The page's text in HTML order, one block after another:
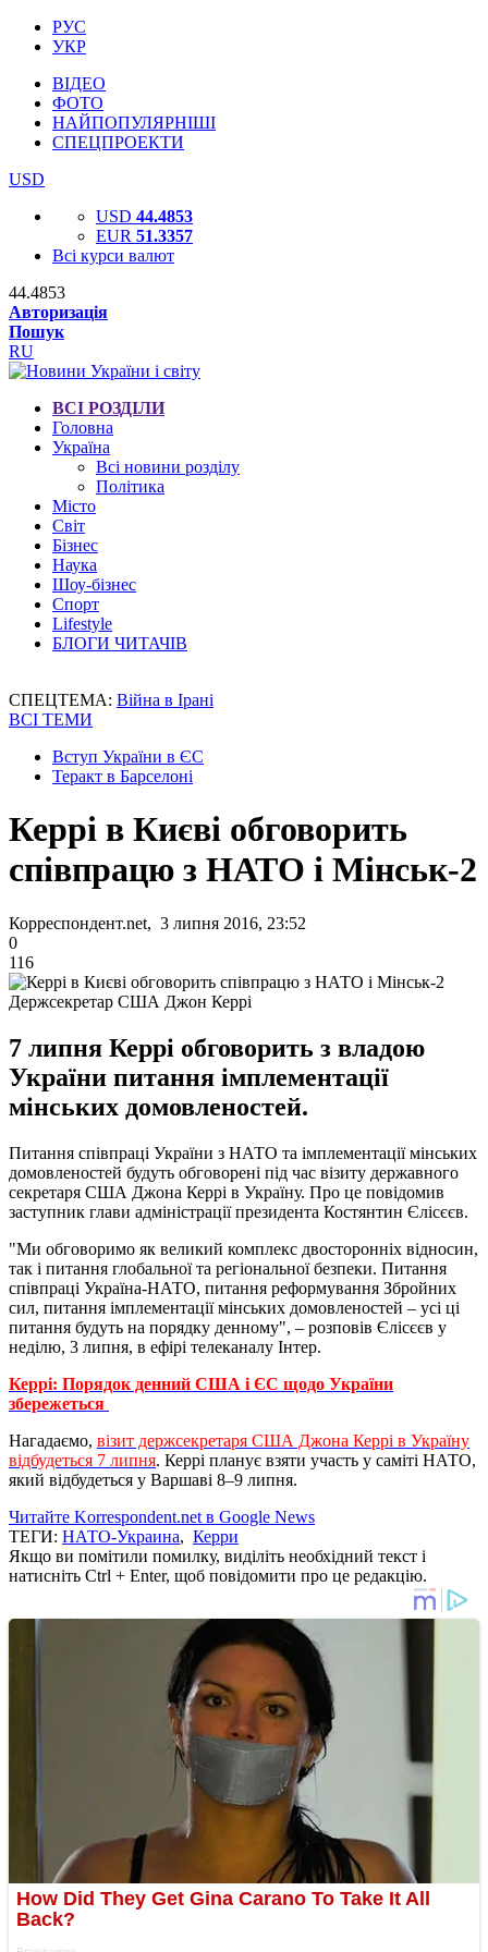
РУС
УКР
ВІДЕО
ФОТО
НАЙПОПУЛЯРНІШІ
СПЕЦПРОЕКТИ
USD
USD 44.4853
EUR 51.3357
Всі курси валют
44.4853
Авторизація
Пошук
RU
ВСІ РОЗДІЛИ
Головна
Україна
Всі новини розділу
Політика
Місто
Світ
Бізнес
Наука
Шоу-бізнес
Спорт
Lifestyle
БЛОГИ ЧИТАЧІВ
СПЕЦТЕМА: Війна в Ірані
ВСІ ТЕМИ
Вступ України в ЄС
Теракт в Барселоні
Керрі в Києві обговорить
співпрацю з НАТО і Мінськ-2
Корреспондент.net, 3 липня 2016, 23:52
0
116
Держсекретар США Джон Керрі
7 липня Керрі обговорить з владою
України питання імплементації
мінських домовленостей.
Питання співпраці України з НАТО та імплементації мінських
домовленостей будуть обговорені під час візиту державного
секретаря США Джона Керрі в Україну. Про це повідомив
заступник глави адміністрації президента Костянтин Єлісєєв.
"Ми обговоримо як великий комплекс двосторонніх відносин,
так і питання глобальної та регіональної безпеки. Питання
співпраці Україна-НАТО, питання реформування Збройних
сил, питання імплементації мінських домовленостей – усі ці
питання будуть на порядку денному", – розповів Єлісєєв у
неділю, 3 липня, в ефірі телеканалу Інтер.
Керрі: Порядок денний США і ЄС щодо України
збережеться
Нагадаємо, візит держсекретаря США Джона Керрі в Україну
відбудеться 7 липня. Керрі планує взяти участь у саміті НАТО,
який відбудеться у Варшаві 8–9 липня.
Читайте Korrespondent.net в Google News
ТЕГИ: НАТО-Украина, Керри
Якщо ви помітили помилку, виділіть необхідний текст і
натисніть Ctrl + Enter, щоб повідомити про це редакцію.